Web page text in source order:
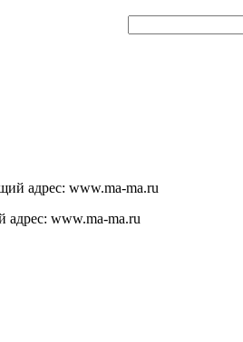
адрес: www.ma-ma.ru
адрес: www.ma-ma.ru